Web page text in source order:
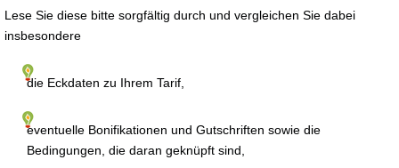
Lese Sie diese bitte sorgfältig durch und vergleichen Sie dabei
insbesondere
die Eckdaten zu Ihrem Tarif,
eventuelle Bonifikationen und Gutschriften sowie die
Bedingungen, die daran geknüpft sind,